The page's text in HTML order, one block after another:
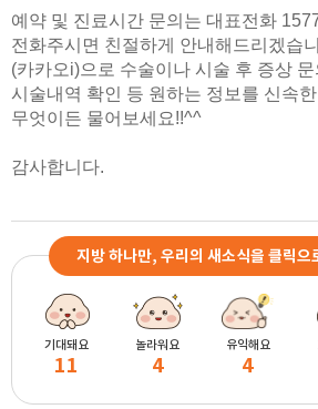
예약 및 진료시간 문의는 대표전화
전화주시면 친절하게 안내해드리겠습
(카카오i)으로 수술이나 시술 후 증상
시술내역 확인 등 원하는 정보를 신속
무엇이든 물어보세요!!^^
감사합니다.
지방 하나만, 우리의 새소식을 클릭으
기대돼요
11
놀라워요
4
유익해요
4